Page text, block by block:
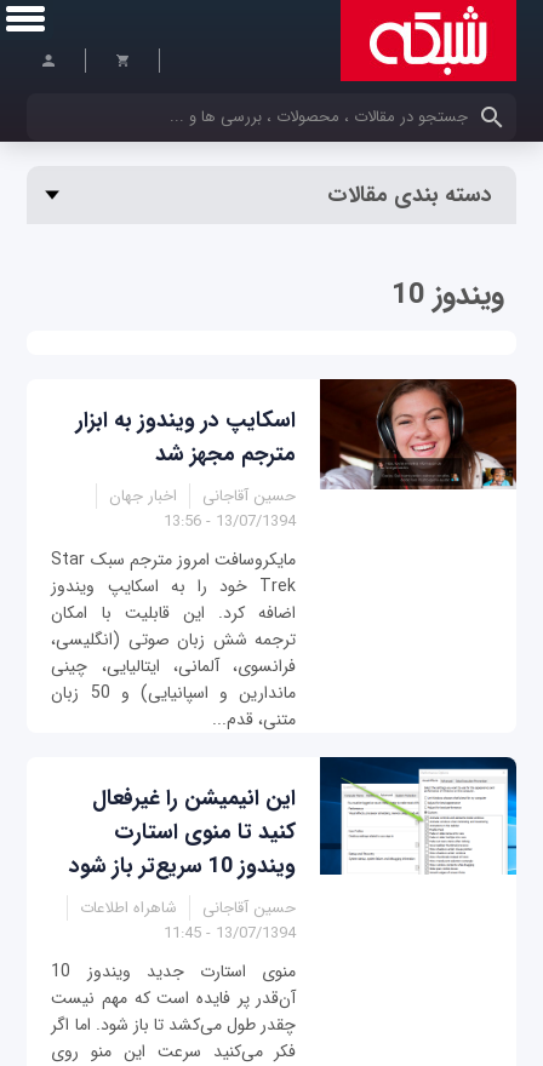
کلمات کلیدی خود را وارد کنید
دسته بندی مقالات
ویندوز 10
اسکایپ در ویندوز به ابزار
مترجم مجهز شد
حسین آقاجانی
اخبار جهان
13/07/1394 - 13:56
مایکروسافت امروز مترجم سبک Star
Trek خود را به اسکایپ ویندوز
اضافه کرد. این قابلیت با امکان
ترجمه شش زبان صوتی (انگلیسی،
فرانسوی، آلمانی، ایتالیایی، چینی
ماندارین و اسپانیایی) و 50 زبان
متنی، قدم...
این انیمیشن را غیرفعال
کنید تا منوی استارت
ویندوز 10 سریع‌تر باز شود
حسین آقاجانی
شاهراه اطلاعات
13/07/1394 - 11:45
منوی استارت جدید ویندوز 10
آن‌قدر پر فایده است که مهم نیست
چقدر طول می‌کشد تا باز شود. اما اگر
فکر می‌کنید سرعت این منو روی